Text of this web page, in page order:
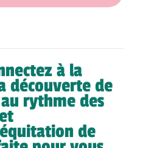
à la
découverte de
rythme des
de